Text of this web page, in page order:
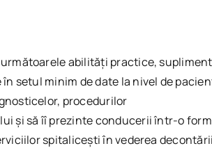
abilități practice,
setul minim de date la nivel de
procedurilor
și să îî prezinte conducerii într-o
spitalicești în vederea